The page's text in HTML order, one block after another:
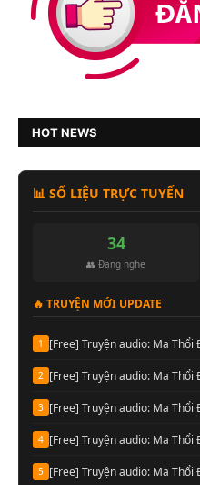
HOT NEWS
📊 SỐ LIỆU TRỰC TUYẾN
34
👥 Đang nghe
🔥 TRUYỆN MỚI UPDATE
1
2
3
4
5